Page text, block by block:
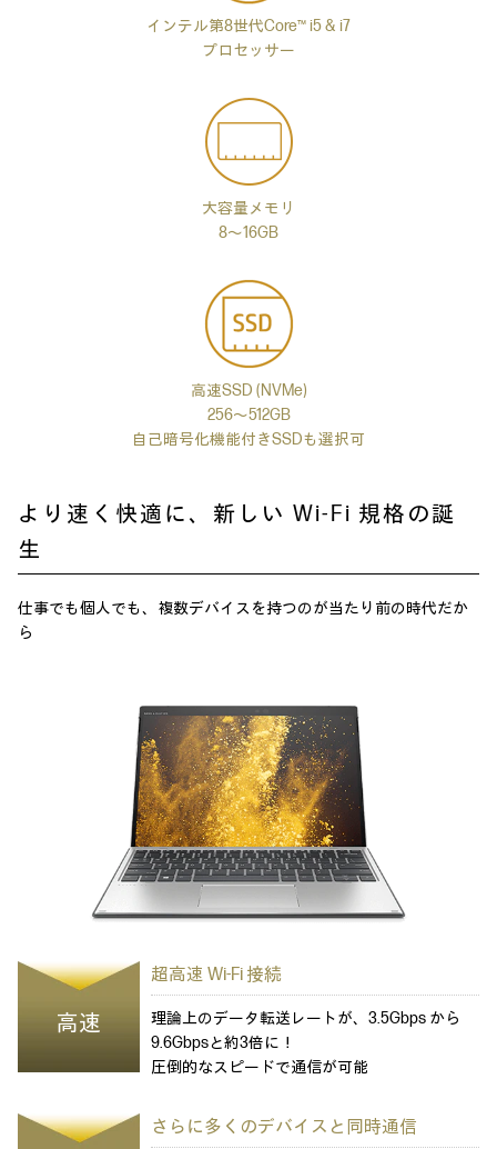
インテル第8世代Core™ i5 & i7
プロセッサー
大容量メモリ
8～16GB
高速SSD (NVMe)
256～512GB
自己暗号化機能付きSSDも選択可
より速く快適に、新しい Wi-Fi 規格の誕
生
仕事でも個人でも、複数デバイスを持つのが当たり前の時代だか
ら
高速
超高速 Wi-Fi 接続
理論上のデータ転送レートが、3.5Gbps から
9.6Gbpsと約3倍に！
圧倒的なスピードで通信が可能
さらに多くのデバイスと同時通信